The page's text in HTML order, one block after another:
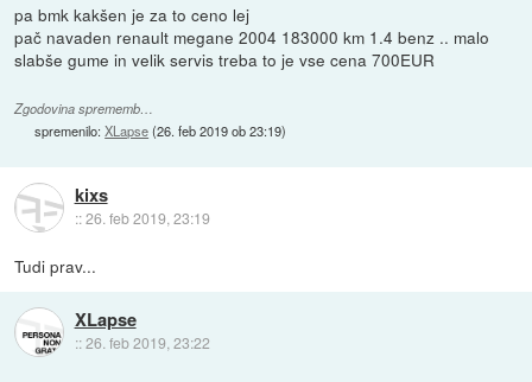
pa bmk kakšen je za to ceno lej
pač navaden renault megane 2004 183000 km 1.4 benz .. malo
slabše gume in velik servis treba to je vse cena 700EUR
Zgodovina sprememb…
spremenilo:XLapse(26. feb 2019 ob 23:19)
kixs
::26. feb 2019, 23:19
Tudi prav...
XLapse
::26. feb 2019, 23:22